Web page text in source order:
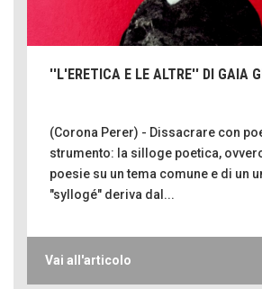
''L'ERETICA E LE ALTRE'' DI GAIA
(Corona Perer) - Dissacrare con
strumento: la silloge poetica,
poesie su un tema comune e di un
"syllogé" deriva dal...
Vai all'articolo